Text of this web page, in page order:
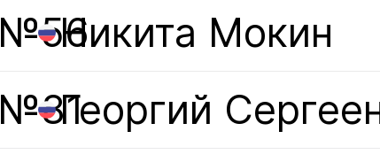
№56Никита Мокин
№81Георгий